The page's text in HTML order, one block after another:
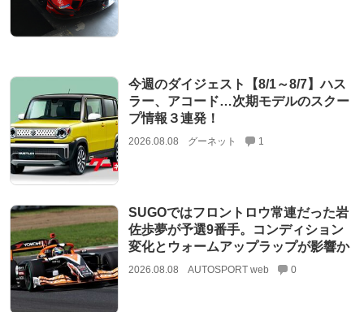
今週のダイジェスト【8/1～8/7】ハス
ラー、アコード…次期モデルのスクー
プ情報３連発！
2026.08.08 グーネット 1
SUGOではフロントロウ常連だった岩
佐歩夢が予選9番手。コンディション
変化とウォームアップラップが影響か
2026.08.08 AUTOSPORT web 0